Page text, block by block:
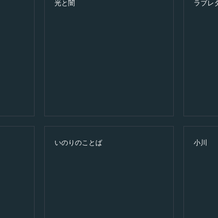
光と闇 ラブレ
いのりのことば 小川